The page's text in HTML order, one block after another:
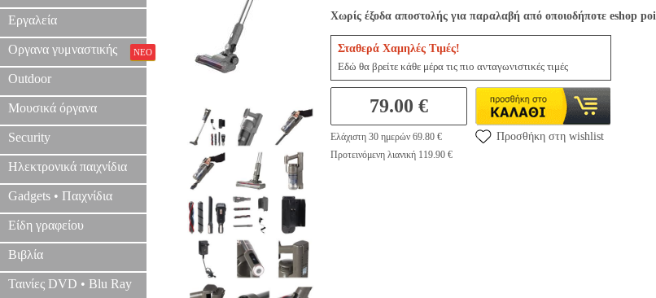
Εργαλεία
Οργανα γυμναστικής ΝΕΟ
Outdoor
Μουσικά όργανα
Security
Ηλεκτρονικά παιχνίδια
Gadgets • Παιχνίδια
Είδη γραφείου
Βιβλία
Ταινίες DVD • Blu Ray
Χωρίς έξοδα αποστολής για παραλαβή από οποιοδήποτε eshop
Σταθερά Χαμηλές Τιμές!
Εδώ θα βρείτε κάθε μέρα τις πιο ανταγωνιστικές τιμές
79.00 €
Ελάχιστη 30 ημερών 69.80 €
Προτεινόμενη λιανική 119.90 €
Προσθήκη στη wishlist